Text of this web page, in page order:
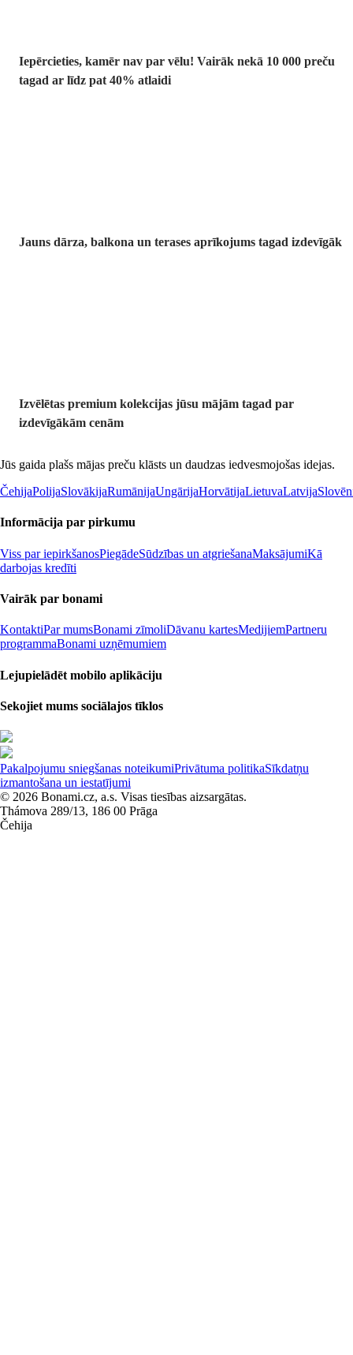
Iepērcieties, kamēr nav par vēlu! Vairāk nekā 10 000 preču
tagad ar līdz pat 40% atlaidi
Jauns dārza, balkona un terases aprīkojums tagad izdevīgāk
Izvēlētas premium kolekcijas jūsu mājām tagad par
izdevīgākām cenām
Jūs gaida plašs mājas preču klāsts un daudzas iedvesmojošas idejas.
ČehijaPolijaSlovākijaRumānijaUngārijaHorvātijaLietuvaLatvija
Informācija par pirkumu
Viss par iepirkšanosPiegādeSūdzības un atgriešanaMaksājumiKā
darbojas kredīti
Vairāk par bonami
KontaktiPar mumsBonami zīmoliDāvanu kartesMedijiemPartneru
programmaBonami uzņēmumiem
Lejupielādēt mobilo aplikāciju
Sekojiet mums sociālajos tīklos
Pakalpojumu sniegšanas noteikumiPrivātuma politikaSīkdatņu
izmantošana un iestatījumi
© 2026 Bonami.cz, a.s. Visas tiesības aizsargātas.
Thámova 289/13, 186 00 Prāga
Čehija